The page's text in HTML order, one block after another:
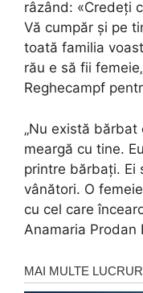
râzând: «Credeți
Vă cumpăr și pe
toată familia
rău e să fii
Reghecampf
„Nu există
meargă cu tine.
printre bărbați. Ei
vânători. O
cu cel care
Anamaria Prodan